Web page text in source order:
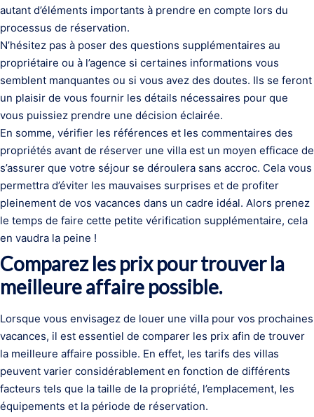
autant d’éléments importants à prendre en compte lors du
processus de réservation.
N’hésitez pas à poser des questions supplémentaires au
propriétaire ou à l’agence si certaines informations vous
semblent manquantes ou si vous avez des doutes. Ils se feront
un plaisir de vous fournir les détails nécessaires pour que
vous puissiez prendre une décision éclairée.
En somme, vérifier les références et les commentaires des
propriétés avant de réserver une villa est un moyen efficace de
s’assurer que votre séjour se déroulera sans accroc. Cela vous
permettra d’éviter les mauvaises surprises et de profiter
pleinement de vos vacances dans un cadre idéal. Alors prenez
le temps de faire cette petite vérification supplémentaire, cela
en vaudra la peine !
Comparez les prix pour trouver la
meilleure affaire possible.
Lorsque vous envisagez de louer une villa pour vos prochaines
vacances, il est essentiel de comparer les prix afin de trouver
la meilleure affaire possible. En effet, les tarifs des villas
peuvent varier considérablement en fonction de différents
facteurs tels que la taille de la propriété, l’emplacement, les
équipements et la période de réservation.